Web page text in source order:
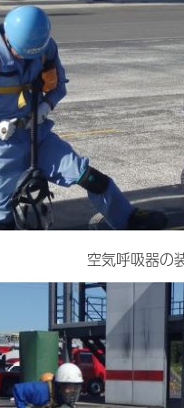
空気呼吸器の